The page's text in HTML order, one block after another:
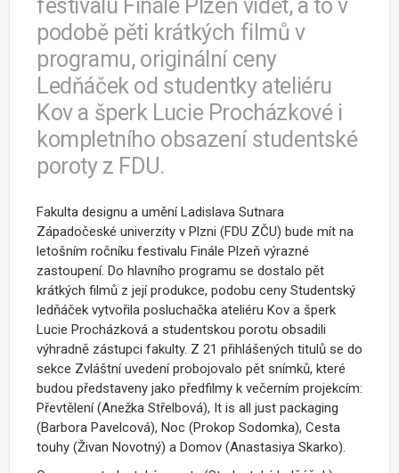
festivalu Finále Plzeň vidět, a to v
podobě pěti krátkých filmů v
programu, originální ceny
Ledňáček od studentky ateliéru
Kov a šperk Lucie Procházkové i
kompletního obsazení studentské
poroty z FDU.
Fakulta designu a umění Ladislava Sutnara
Západočeské univerzity v Plzni (FDU ZČU) bude mít na
letošním ročníku festivalu Finále Plzeň výrazné
zastoupení. Do hlavního programu se dostalo pět
krátkých filmů z její produkce, podobu ceny Studentský
ledňáček vytvořila posluchačka ateliéru Kov a šperk
Lucie Procházková a studentskou porotu obsadili
výhradně zástupci fakulty. Z 21 přihlášených titulů se do
sekce Zvláštní uvedení probojovalo pět snímků, které
budou představeny jako předfilmy k večerním projekcím:
Převtělení (Anežka Střelbová), It is all just packaging
(Barbora Pavelcová), Noc (Prokop Sodomka), Cesta
touhy (Živan Novotný) a Domov (Anastasiya Skarko).